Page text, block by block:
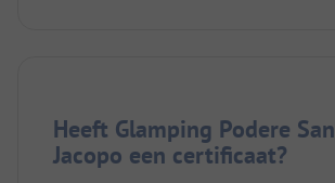
Heeft Glamping Podere San
Jacopo een certificaat?